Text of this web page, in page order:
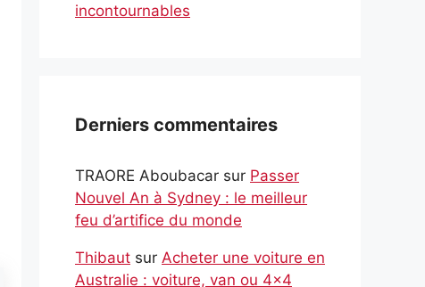
incontournables
Derniers commentaires
TRAORE Aboubacar sur Passer
Nouvel An à Sydney : le meilleur
feu d’artifice du monde
Thibaut sur Acheter une voiture en
Australie : voiture, van ou 4×4